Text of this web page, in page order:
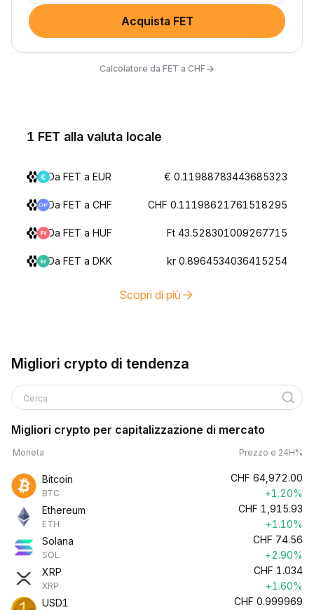
Acquista FET
Calcolatore da FET a CHF→
1 FET alla valuta locale
Da FET a EUR € 0.11988783443685323
Da FET a CHF CHF 0.11198621761518295
Da FET a HUF Ft 43.528301009267715
Da FET a DKK kr 0.8964534036415254
Scopri di più
Migliori crypto di tendenza
Cerca
Migliori crypto per capitalizzazione di mercato
Moneta Prezzo e 24H%
Bitcoin
BTC
CHF 64,972.00
+1.20%
Ethereum
ETH
CHF 1,915.93
+1.10%
Solana
SOL
CHF 74.56
+2.90%
XRP
XRP
CHF 1.034
+1.60%
USD1
CHF 0.999969